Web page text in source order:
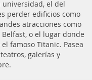
universidad, el del
perder edificios como
atracciones como
o el lugar donde
famoso Titanic. Pasea
galerías y